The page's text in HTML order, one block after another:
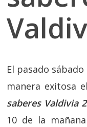
El pasado
manera exitosa el
saberes Valdivia
10 de la